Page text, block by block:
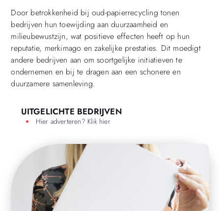
Door betrokkenheid bij oud-papierrecycling tonen
bedrijven hun toewijding aan duurzaamheid en
milieubewustzijn, wat positieve effecten heeft op hun
reputatie, merkimago en zakelijke prestaties. Dit moedigt
andere bedrijven aan om soortgelijke initiatieven te
ondernemen en bij te dragen aan een schonere en
duurzamere samenleving.
UITGELICHTE BEDRIJVEN
Hier adverteren? Klik hier